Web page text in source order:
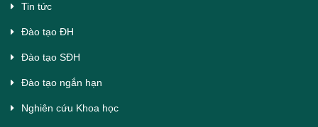
Tin tức
Đào tạo ĐH
Đào tạo SĐH
Đào tạo ngắn hạn
Nghiên cứu Khoa học